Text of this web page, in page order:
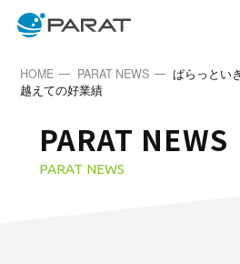
PARAT NEWS
PARAT NEWS
HOME PARAT NEWS
ぱらっとい
越えての好業績